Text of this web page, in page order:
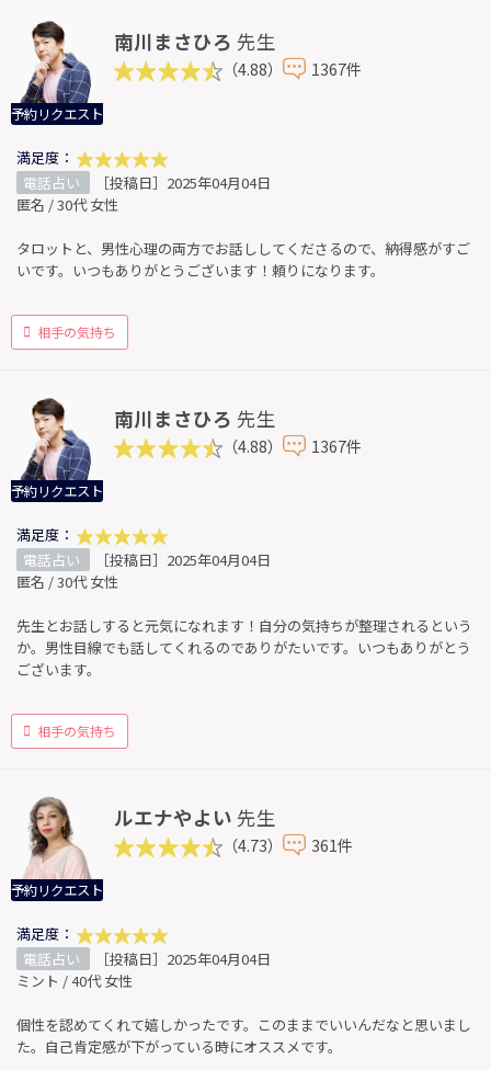
予約リクエスト
南川まさひろ 先生
（4.88） 1367件
満足度：
電話占い
［投稿日］2025年04月04日
匿名 / 30代 女性
タロットと、男性心理の両方でお話ししてくださるので、納得感がすご
いです。いつもありがとうございます！頼りになります。
相手の気持ち
予約リクエスト
南川まさひろ 先生
（4.88） 1367件
満足度：
電話占い
［投稿日］2025年04月04日
匿名 / 30代 女性
先生とお話しすると元気になれます！自分の気持ちが整理されるという
か。男性目線でも話してくれるのでありがたいです。いつもありがとう
ございます。
相手の気持ち
予約リクエスト
ルエナやよい 先生
（4.73） 361件
満足度：
電話占い
［投稿日］2025年04月04日
ミント / 40代 女性
個性を認めてくれて嬉しかったです。このままでいいんだなと思いまし
た。自己肯定感が下がっている時にオススメです。